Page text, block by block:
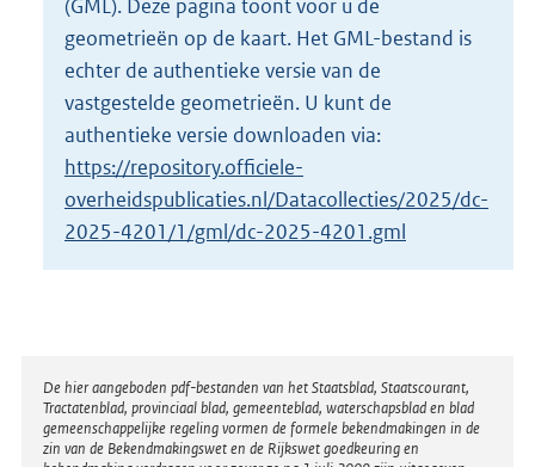
e
3
4
K
(GML). Deze pagina toont voor u de
geometrieën op de kaart. Het GML-bestand is
echter de authentieke versie van de
vastgestelde geometrieën. U kunt de
authentieke versie downloaden via:
https://repository.officiele-
overheidspublicaties.nl/Datacollecties/2025/dc-
2025-4201/1/gml/dc-2025-4201.gml
Disclaimer
De hier aangeboden pdf-bestanden van het Staatsblad, Staatscourant,
Tractatenblad, provinciaal blad, gemeenteblad, waterschapsblad en blad
gemeenschappelijke regeling vormen de formele bekendmakingen in de
zin van de Bekendmakingswet en de Rijkswet goedkeuring en